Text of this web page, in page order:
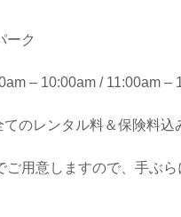
ーク
– 10:00am / 11:00am –
てのレンタル料＆保険料込
用意しますので、手ぶら